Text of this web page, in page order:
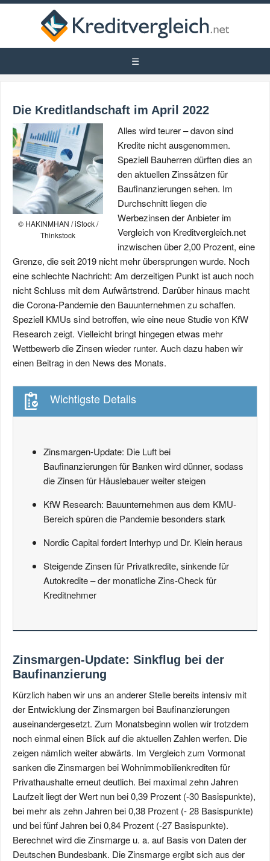
Die Kreditlandschaft im April 2022
© HAKINMHAN / iStock /
Thinkstock
Alles wird teurer – davon sind
Kredite nicht ausgenommen.
Speziell Bauherren dürften dies an
den aktuellen Zinssätzen für
Baufinanzierungen sehen. Im
Durchschnitt liegen die
Werbezinsen der Anbieter im
Vergleich von Kreditvergleich.net
inzwischen über 2,00 Prozent, eine
Grenze, die seit 2019 nicht mehr übersprungen wurde. Noch
eine schlechte Nachricht: Am derzeitigen Punkt ist auch noch
nicht Schluss mit dem Aufwärtstrend. Darüber hinaus macht
die Corona-Pandemie den Bauunternehmen zu schaffen.
Speziell KMUs sind betroffen, wie eine neue Studie von KfW
Research zeigt. Vielleicht bringt hingegen etwas mehr
Wettbewerb die Zinsen wieder runter. Auch dazu haben wir
einen Beitrag in den News des Monats.
Wichtigste Details
Zinsmargen-Update: Die Luft bei
Baufinanzierungen für Banken wird dünner, sodass
die Zinsen für Häuslebauer weiter steigen
KfW Research: Bauunternehmen aus dem KMU-
Bereich spüren die Pandemie besonders stark
Nordic Capital fordert Interhyp und Dr. Klein heraus
Steigende Zinsen für Privatkredite, sinkende für
Autokredite – der monatliche Zins-Check für
Kreditnehmer
Zinsmargen-Update: Sinkflug bei der
Baufinanzierung
Kürzlich haben wir uns an anderer Stelle bereits intensiv mit
der Entwicklung der Zinsmargen bei Baufinanzierungen
auseinandergesetzt. Zum Monatsbeginn wollen wir trotzdem
noch einmal einen Blick auf die aktuellen Zahlen werfen. Die
zeigen nämlich weiter abwärts. Im Vergleich zum Vormonat
sanken die Zinsmargen bei Wohnimmobilienkrediten für
Privathaushalte erneut deutlich. Bei maximal zehn Jahren
Laufzeit liegt der Wert nun bei 0,39 Prozent (-30 Basispunkte),
bei mehr als zehn Jahren bei 0,38 Prozent (- 28 Basispunkte)
und bei fünf Jahren bei 0,84 Prozent (-27 Basispunkte).
Berechnet wird die Zinsmarge u. a. auf Basis von Daten der
Deutschen Bundesbank. Die Zinsmarge ergibt sich aus der